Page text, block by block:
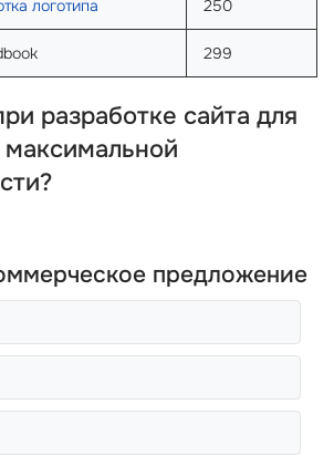
логотипа 250
299
разработке сайта для
предложение